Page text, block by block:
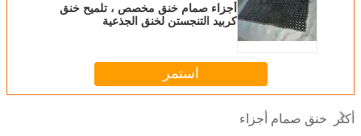
أجزاء صمام خنق مخصص ، تلميح خنق
كربيد التنجستن لخنق الجذعية
استمر
أكثر خنق صمام أجزاء